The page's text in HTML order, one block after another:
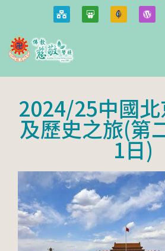
2024/25中國北
及歷史之旅(第
1日)